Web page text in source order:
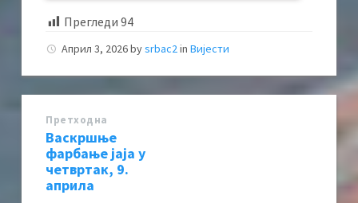
Прегледи 94
Април 3, 2026bysrbac2in Вијести
Претходна
Васкршње
фарбање јаја у
четвртак, 9.
априла